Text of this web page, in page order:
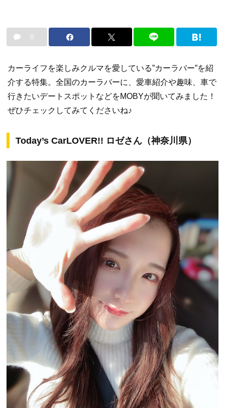
0
カーライフを楽しみクルマを愛している”カーラバー”を紹
介する特集。全国のカーラバーに、愛車紹介や趣味、車で
行きたいデートスポットなどをMOBYが聞いてみました！
ぜひチェックしてみてくださいね♪
Today’s CarLOVER!! ロゼさん（神奈川県）